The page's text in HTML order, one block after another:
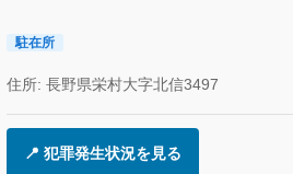
駐在所
住所: 長野県栄村大字北信3497
📍 犯罪発生状況を見る